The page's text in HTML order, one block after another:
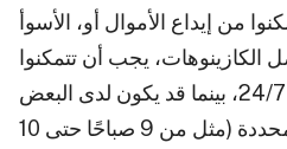
من إيداع الأموال أو، الأسوأ
يجب أن تتمكنوا
من الاتصال بخدمة العملاء 24/7، بينما قد يكون لدى البعض
الآخر ساعات عمل محددة (مثل من 9 صباحًا حتى 10